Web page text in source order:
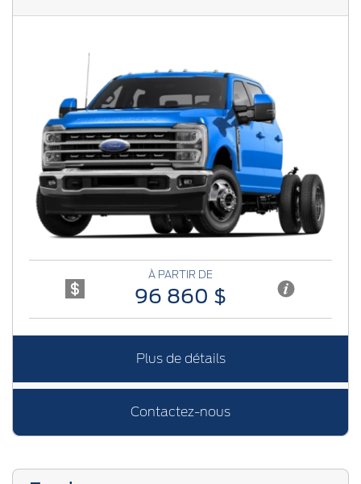
Previous
À PARTIR DE
96 860 $
Plus de détails
Contactez-nous